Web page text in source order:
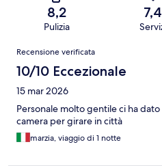
8,2
Pulizia
7,4
Recensioni
Recensione verificata
10/10 Eccezionale
15 mar 2026
Personale molto gentile ci ha
camera per girare in città
marzia, viaggio di 1 notte